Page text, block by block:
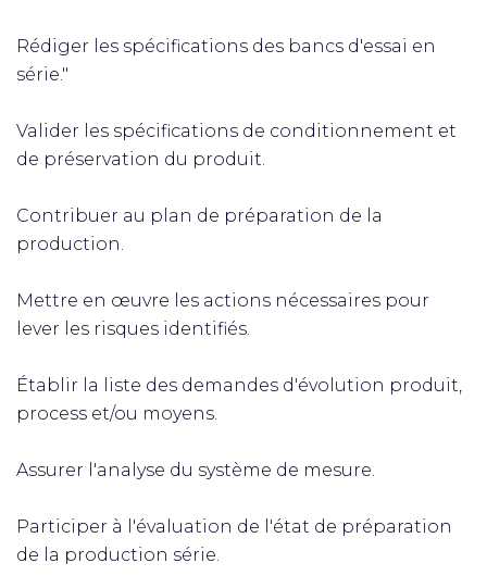
Rédiger les spécifications des bancs d'essai en
série."
Valider les spécifications de conditionnement et
de préservation du produit.
Contribuer au plan de préparation de la
production.
Mettre en œuvre les actions nécessaires pour
lever les risques identifiés.
Établir la liste des demandes d'évolution produit,
process et/ou moyens.
Assurer l'analyse du système de mesure.
Participer à l'évaluation de l'état de préparation
de la production série.